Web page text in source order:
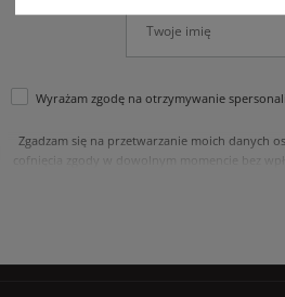
Wyrażam zgodę na otrzymywanie
Zgadzam się na przetwarzanie moich danych
cofnięcia zgody w dowolnym momencie bez